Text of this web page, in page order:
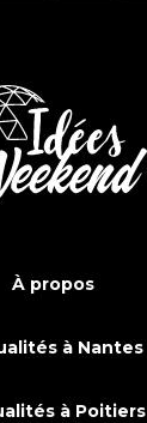
À propos
à Nantes
à Poitiers